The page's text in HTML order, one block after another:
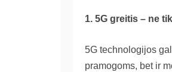
1. 5G greitis – ne
5G technologijos
pramogoms, bet ir